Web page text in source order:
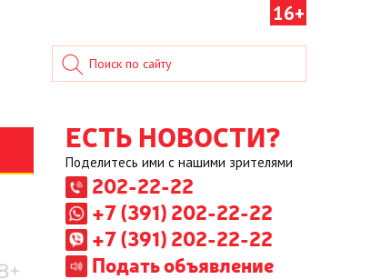
16+
ЕСТЬ НОВОСТИ?
Поделитесь ими с нашими зрителями
202-22-22
+7 (391) 202-22-22
+7 (391) 202-22-22
Подать объявление